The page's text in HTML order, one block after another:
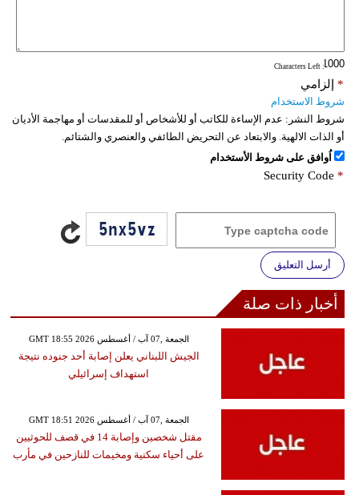
: Characters Left
إلزامي *
شروط الاستخدام
شروط النشر: عدم الإساءة للكاتب أو للأشخاص أو للمقدسات أو مهاجمة الأديان
أو الذات الالهية. والابتعاد عن التحريض الطائفي والعنصري والشتائم.
اُوافق على شروط الأستخدام
Security Code *
أرسل التعليق
أخبار ذات صلة
GMT 18:55 2026 الجمعة ,07 آب / أغسطس
الجيش اللبناني يعلن إصابة أحد جنوده نتيجة
استهداف إسرائيلي
GMT 18:51 2026 الجمعة ,07 آب / أغسطس
مقتل شخصين وإصابة 14 في قصف للحوثيين
على أحياء سكنية ومخيمات للنازحين في مأرب